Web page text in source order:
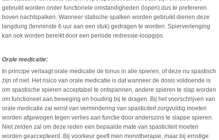
gebruikt worden onder functionele omstandigheden (lopen) dus te prefereren
boven nachtspalken. Wanneer statische spalken worden gebruikt dienen deze
langdurig (tenminste 6 uur aan een stuk) gedragen te worden. Spierverlenging
kan ook worden bereikt door een periode redressie-loopgips.
Orale medicatie:
In principe verlaagt orale medicatie de tonus in alle spieren, of deze nu spastisch
zijn of niet. Het risico van orale medicatie is dat wanneer de dosis voldoende is
om spastische spieren acceptabel te ontspannen, andere spieren te slap worden
om functioneel aan beweging en houding bij te dragen. Bij het voorschrijven van
orale medicatie zal winst van vermindering van spasticiteit zorgvuldig moeten
worden afgewogen tegen verlies aan functie door anderszins te slappe spieren.
Niet zelden zal om deze reden een bepaalde mate van spasticiteit moeten
worden geaccepteerd. Bij voorkeur geeft men monotherapie, maar bij ernstige